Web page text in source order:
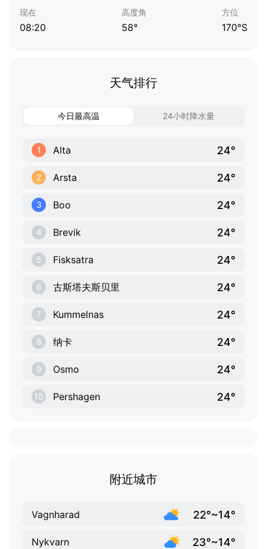
现在
08:20
高度角
58°
方位
170°S
天气排行
今日最高温 24小时降水量
1 Alta 24°
2 Arsta 24°
3 Boo 24°
4 Brevik 24°
5 Fisksatra 24°
6 古斯塔夫斯贝里 24°
7 Kummelnas 24°
8 纳卡 24°
9 Osmo 24°
10 Pershagen 24°
附近城市
Vagnharad 22°~14°
Nykvarn 23°~14°